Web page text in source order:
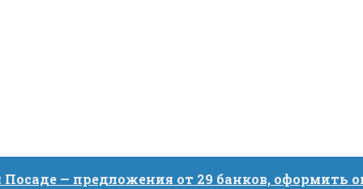
— предложения от 29 банков, оформить